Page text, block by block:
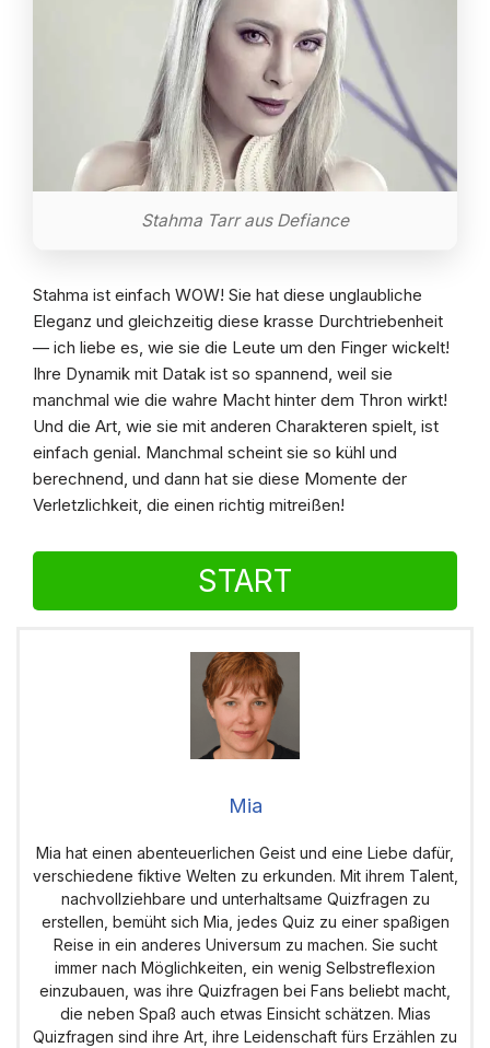
Stahma Tarr aus Defiance
Stahma ist einfach WOW! Sie hat diese unglaubliche
Eleganz und gleichzeitig diese krasse Durchtriebenheit
— ich liebe es, wie sie die Leute um den Finger wickelt!
Ihre Dynamik mit Datak ist so spannend, weil sie
manchmal wie die wahre Macht hinter dem Thron wirkt!
Und die Art, wie sie mit anderen Charakteren spielt, ist
einfach genial. Manchmal scheint sie so kühl und
berechnend, und dann hat sie diese Momente der
Verletzlichkeit, die einen richtig mitreißen!
START
Mia
Mia hat einen abenteuerlichen Geist und eine Liebe dafür,
verschiedene fiktive Welten zu erkunden. Mit ihrem Talent,
nachvollziehbare und unterhaltsame Quizfragen zu
erstellen, bemüht sich Mia, jedes Quiz zu einer spaßigen
Reise in ein anderes Universum zu machen. Sie sucht
immer nach Möglichkeiten, ein wenig Selbstreflexion
einzubauen, was ihre Quizfragen bei Fans beliebt macht,
die neben Spaß auch etwas Einsicht schätzen. Mias
Quizfragen sind ihre Art, ihre Leidenschaft fürs Erzählen zu